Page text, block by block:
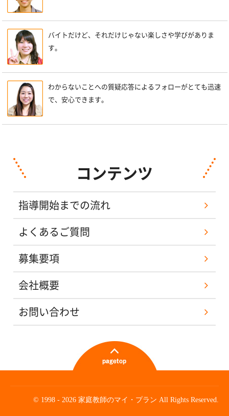
バイトだけど、それだけじゃない楽しさや学びがありま
す。
わからないことへの質疑応答によるフォローがとても迅速
で、安心できます。
コンテンツ
指導開始までの流れ
よくあるご質問
募集要項
会社概要
お問い合わせ
© 1998 - 2026 家庭教師のマイ・プラン All Rights Reserved.